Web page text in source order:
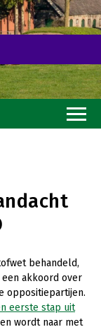
behandeld,
een akkoord over
oppositiepartijen.
eerste stap uit
wordt naar met